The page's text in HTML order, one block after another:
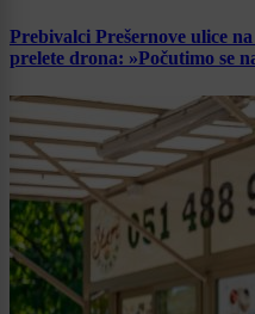
Prebivalci Prešernove ulice
prelete drona: »Počutimo se